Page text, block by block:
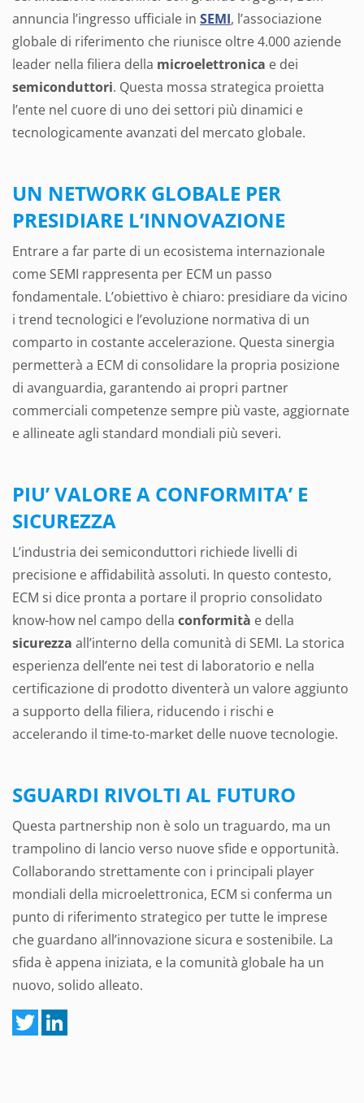
annuncia l’ingresso ufficiale in SEMI, l’associazione
globale di riferimento che riunisce oltre 4.000 aziende
leader nella filiera della microelettronica e dei
semiconduttori. Questa mossa strategica proietta
l’ente nel cuore di uno dei settori più dinamici e
tecnologicamente avanzati del mercato globale.
UN NETWORK GLOBALE PER
PRESIDIARE L’INNOVAZIONE
Entrare a far parte di un ecosistema internazionale
come SEMI rappresenta per ECM un passo
fondamentale. L’obiettivo è chiaro: presidiare da vicino
i trend tecnologici e l’evoluzione normativa di un
comparto in costante accelerazione. Questa sinergia
permetterà a ECM di consolidare la propria posizione
di avanguardia, garantendo ai propri partner
commerciali competenze sempre più vaste, aggiornate
e allineate agli standard mondiali più severi.
PIU’ VALORE A CONFORMITA’ E
SICUREZZA
L’industria dei semiconduttori richiede livelli di
precisione e affidabilità assoluti. In questo contesto,
ECM si dice pronta a portare il proprio consolidato
know-how nel campo della conformità e della
sicurezza all’interno della comunità di SEMI. La storica
esperienza dell’ente nei test di laboratorio e nella
certificazione di prodotto diventerà un valore aggiunto
a supporto della filiera, riducendo i rischi e
accelerando il time-to-market delle nuove tecnologie.
SGUARDI RIVOLTI AL FUTURO
Questa partnership non è solo un traguardo, ma un
trampolino di lancio verso nuove sfide e opportunità.
Collaborando strettamente con i principali player
mondiali della microelettronica, ECM si conferma un
punto di riferimento strategico per tutte le imprese
che guardano all’innovazione sicura e sostenibile. La
sfida è appena iniziata, e la comunità globale ha un
nuovo, solido alleato.